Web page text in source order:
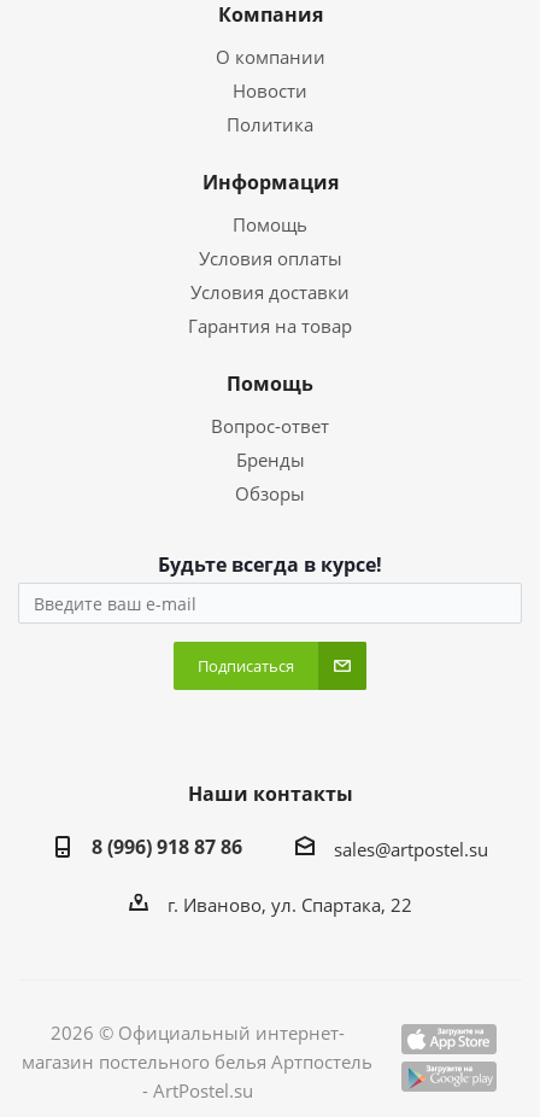
Компания
О компании
Новости
Политика
Информация
Помощь
Условия оплаты
Условия доставки
Гарантия на товар
Помощь
Вопрос-ответ
Бренды
Обзоры
Будьте всегда в курсе!
Подписаться
Наши контакты
8 (996) 918 87 86
sales@artpostel.su
г. Иваново, ул. Спартака, 22
2026 © Официальный интернет-
магазин постельного белья Артпостель
- ArtPostel.su